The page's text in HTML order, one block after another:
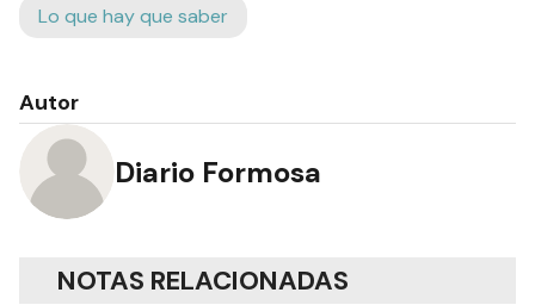
Lo que hay que saber
Autor
Diario Formosa
NOTAS RELACIONADAS